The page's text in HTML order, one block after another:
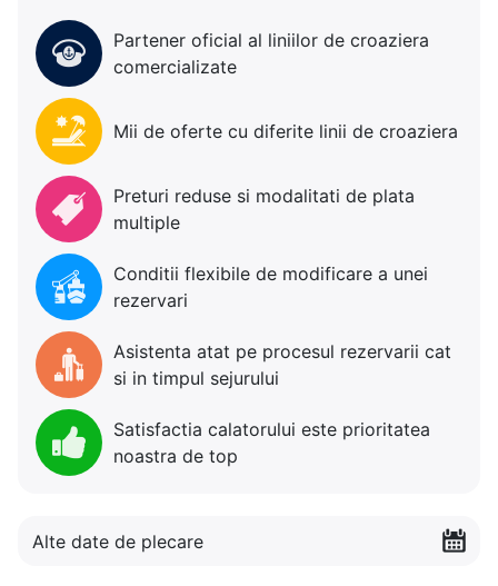
Partener oficial al liniilor de croaziera
comercializate
Mii de oferte cu diferite linii de croaziera
Preturi reduse si modalitati de plata
multiple
Conditii flexibile de modificare a unei
rezervari
Asistenta atat pe procesul rezervarii cat
si in timpul sejurului
Satisfactia calatorului este prioritatea
noastra de top
Alte date de plecare